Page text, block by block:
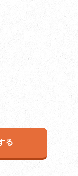
る